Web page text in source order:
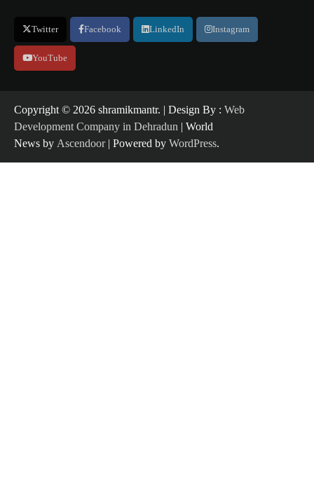
Twitter Facebook LinkedIn Instagram
YouTube
Copyright ©️ 2026 shramikmantr. | Design By : Web
Development Company in Dehradun | World
News by Ascendoor| Powered by WordPress.